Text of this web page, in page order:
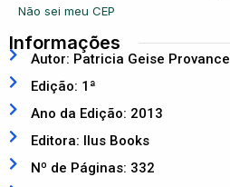
Não sei meu CEP
Informações
Autor: Patricia Geise Provance
Edição: 1ª
Ano da Edição: 2013
Editora: Ilus Books
Nº de Páginas: 332